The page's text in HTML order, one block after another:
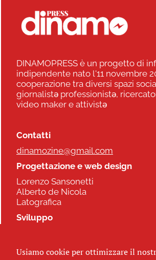
DINAMOPRESS è un progetto di
indipendente nato l'11 novembre
cooperazione tra diversi spazi
giornalistə professionistə,
video maker e attivistə
Contatti
dinamozine@gmail.com
Progettazione e web design
Lorenzo Sansonetti
Alberto de Nicola
Latografica
Sviluppo
Usiamo cookie per ottimizzare il